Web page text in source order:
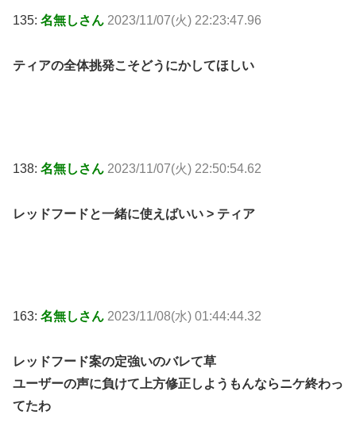
135: 名無しさん 2023/11/07(火) 22:23:47.96
ティアの全体挑発こそどうにかしてほしい
138: 名無しさん 2023/11/07(火) 22:50:54.62
レッドフードと一緒に使えばいい > ティア
163: 名無しさん 2023/11/08(水) 01:44:44.32
レッドフード案の定強いのバレて草
ユーザーの声に負けて上方修正しようもんならニケ終わっ
てたわ